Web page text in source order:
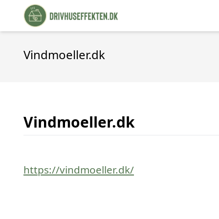
Vindmoeller.dk
Vindmoeller.dk
https://vindmoeller.dk/